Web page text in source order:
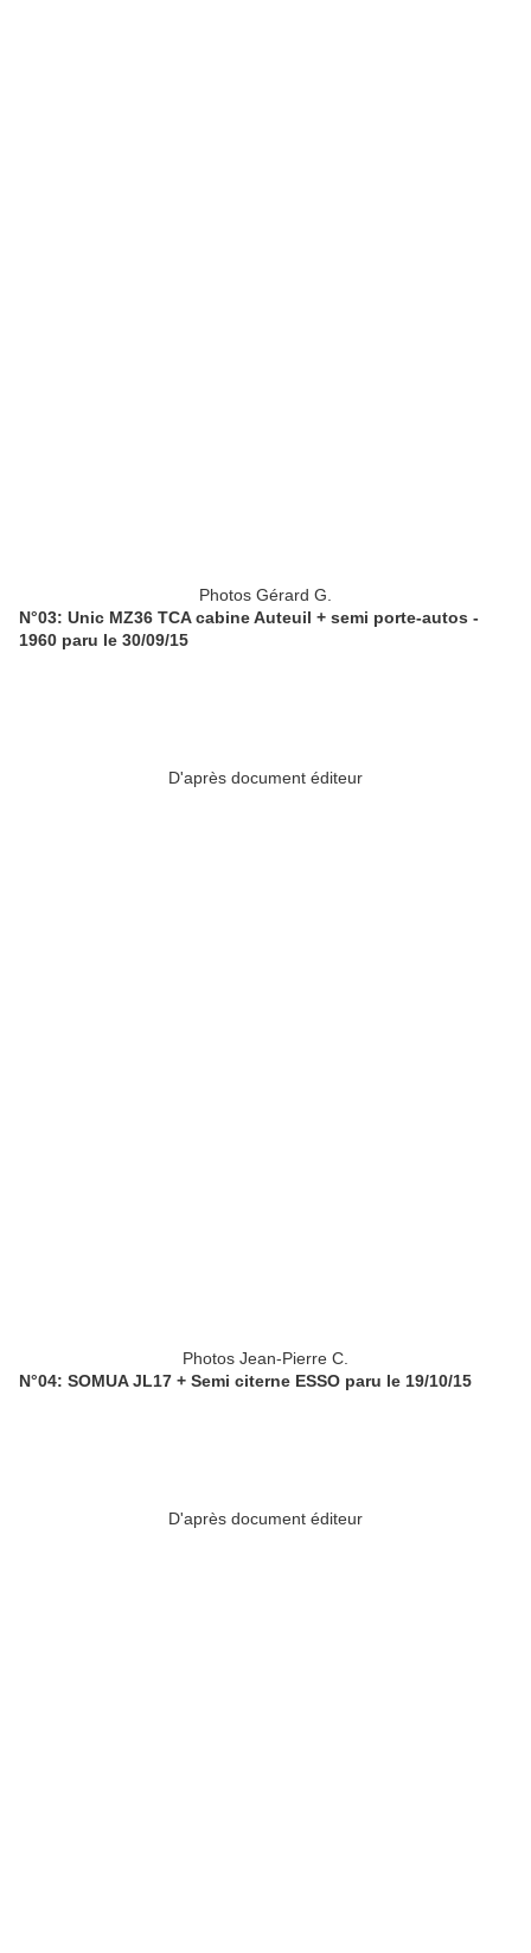
Photos Gérard G.
N°03: Unic MZ36 TCA cabine Auteuil + semi porte-autos -
1960 paru le 30/09/15
D'après document éditeur
Photos Jean-Pierre C.
N°04: SOMUA JL17 + Semi citerne ESSO paru le 19/10/15
D'après document éditeur